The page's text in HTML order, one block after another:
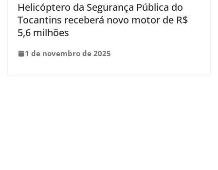
Helicóptero da Segurança Pública do
Tocantins receberá novo motor de R$
5,6 milhões
1 de novembro de 2025